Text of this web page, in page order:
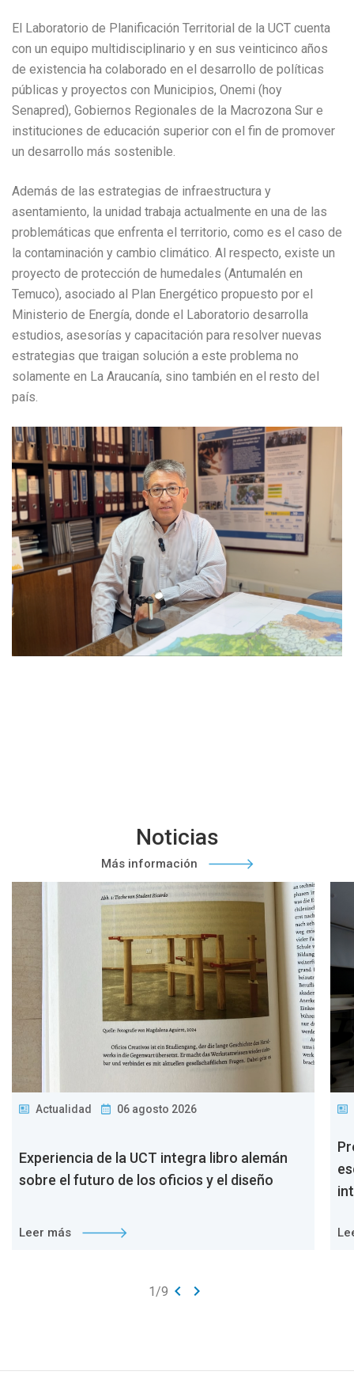
El Laboratorio de Planificación Territorial de la UCT cuenta
con un equipo multidisciplinario y en sus veinticinco años
de existencia ha colaborado en el desarrollo de políticas
públicas y proyectos con Municipios, Onemi (hoy
Senapred), Gobiernos Regionales de la Macrozona Sur e
instituciones de educación superior con el fin de promover
un desarrollo más sostenible.
Además de las estrategias de infraestructura y
asentamiento, la unidad trabaja actualmente en una de las
problemáticas que enfrenta el territorio, como es el caso de
la contaminación y cambio climático. Al respecto, existe un
proyecto de protección de humedales (Antumalén en
Temuco), asociado al Plan Energético propuesto por el
Ministerio de Energía, donde el Laboratorio desarrolla
estudios, asesorías y capacitación para resolver nuevas
estrategias que traigan solución a este problema no
solamente en La Araucanía, sino también en el resto del
país.
Noticias
Más información
Actualidad 06 agosto 2026
Experiencia de la UCT integra libro alemán
sobre el futuro de los oficios y el diseño
Leer más
1/9 keyboard_arrow_left keyboard_arrow_right